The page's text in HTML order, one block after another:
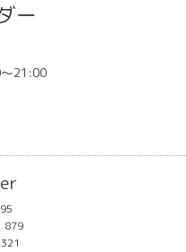
ー
21:00
879